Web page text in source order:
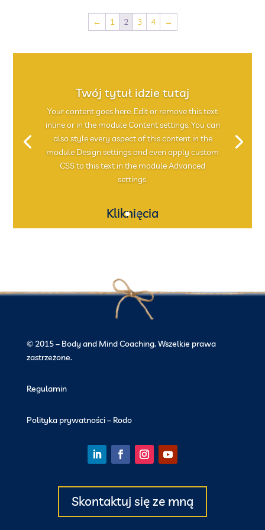
← 1 2 3 4 →
Twój tytuł idzie tutaj
Your content goes here. Edit or remove this text
inline or in the module Content settings. You can
also style every aspect of this content in the
module Design settings and even apply custom
CSS to this text in the module Advanced
settings.
Kliknięcia
© 2015 – Body and Mind Coaching. Wszelkie prawa
zastrzeżone.
Regulamin
Polityka prywatności – Rodo
Skontaktuj się ze mną